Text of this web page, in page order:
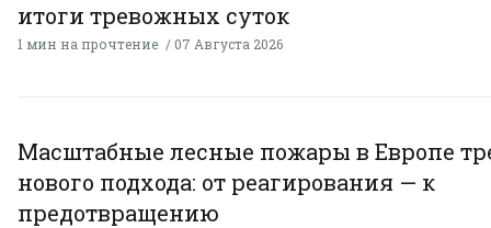
итоги тревожных суток
1 мин на прочтение 07 Августа 2026
Масштабные лесные пожары в Европе
нового подхода: от реагирования — к
предотвращению